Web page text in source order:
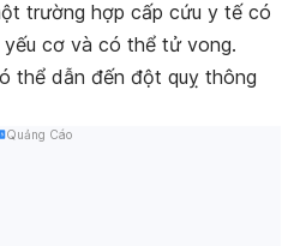
trường hợp cấp cứu y tế có
cơ và có thể tử vong.
thể dẫn đến đột quỵ thông
Quảng Cáo